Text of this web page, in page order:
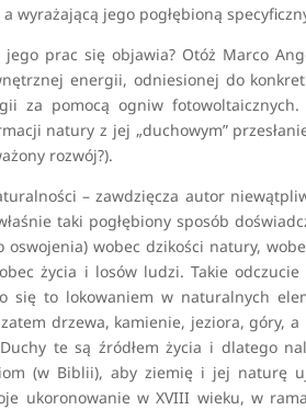
wyrażającą jego pogłębioną
prac się objawia? Otóż Marco
energii, odniesionej do
za pomocą ogniw
natury z jej „duchowym”
rozwój?).
– zawdzięcza autor
taki pogłębiony sposób
oswojenia) wobec dzikości natury,
życia i losów ludzi. Takie
się to lokowaniem w naturalnych
drzewa, kamienie, jeziora, góry,
te są źródłem życia i dlatego
(w Biblii), aby ziemię i jej naturę
ukoronowanie w XVIII wieku, w